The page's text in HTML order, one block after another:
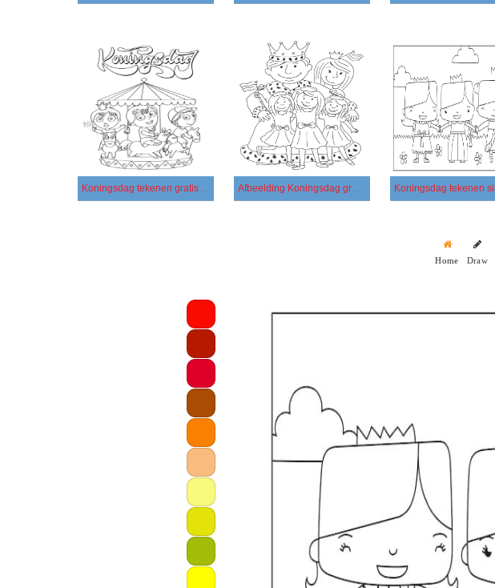
Koningsdag tekenen gratis bij kinderen Afbeelding Koningsdag gratis printbaar
Home Draw